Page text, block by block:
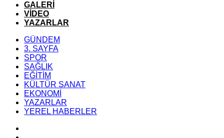
GALERİ
VİDEO
YAZARLAR
GÜNDEM
3. SAYFA
SPOR
SAĞLIK
EĞİTİM
KÜLTÜR SANAT
EKONOMİ
YAZARLAR
YEREL HABERLER